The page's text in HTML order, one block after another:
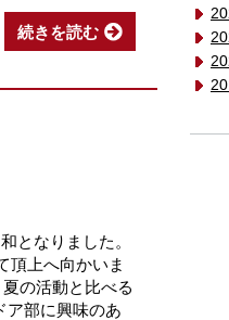
続きを読む
となりました。
頂上へ向かいま
の活動と比べる
ア部に興味のあ